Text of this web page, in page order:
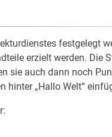
festgelegt
erzielt werden. Die
sie auch dann noch
hinter „Hallo Welt“